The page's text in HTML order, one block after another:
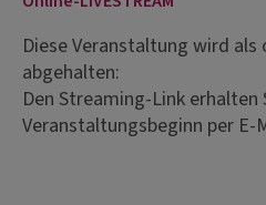
Diese Veranstaltung wird als
abgehalten:
Den Streaming-Link erhalten
Veranstaltungsbeginn per E-